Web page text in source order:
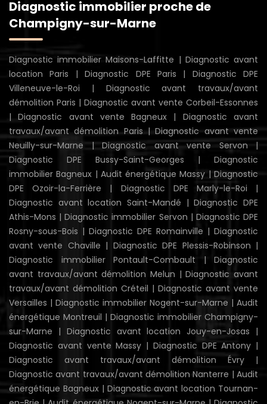
Diagnostic immobilier proche de
Champigny-sur-Marne
Diagnostic immobilier Maisons-Laffitte | Diagnostic avant
location Paris |Diagnostic DPE Paris | Diagnostic DPE
Villeneuve-le-Roi | Diagnostic avant travaux/avant
démolition Paris | Diagnostic avant vente Corbeil-Essonnes
|Diagnostic avant vente Bagneux | Diagnostic avant
travaux/avant démolition Paris|Diagnostic avant vente
Neuilly-sur-Marne | Diagnostic avant vente Servon |
Diagnostic DPE Bussy-Saint-Georges | Diagnostic
immobilier Bagneux | Audit énergétique Massy |Diagnostic
DPE Ozoir-la-Ferrière | Diagnostic DPE Marly-le-Roi |
Diagnostic avant location Saint-Mandé |Diagnostic DPE
Athis-Mons |Diagnostic immobilier Servon | Diagnostic DPE
Rosny-sous-Bois | Diagnostic DPE Romainville | Diagnostic
avant vente Chaville | Diagnostic DPE Plessis-Robinson |
Diagnostic immobilier Pontault-Combault | Diagnostic
avant travaux/avant démolition Melun |Diagnostic avant
travaux/avant démolition Créteil | Diagnostic avant vente
Versailles | Diagnostic immobilier Nogent-sur-Marne | Audit
énergétique Montreuil | Diagnostic immobilier Champigny-
sur-Marne | Diagnostic avant location Jouy-en-Josas |
Diagnostic avant vente Massy | Diagnostic DPE Antony |
Diagnostic avant travaux/avant démolition Évry |
Diagnostic avant travaux/avant démolition Nanterre |Audit
énergétique Bagneux| Diagnostic avant location Tournan-